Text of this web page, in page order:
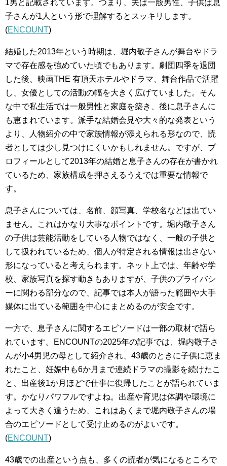
1男と記載されています。つまり、夫は一般男性、子供は息
子さんが1人という形で理解するとスッキリします。
(ENCOUNT)
結婚した2013年という時期は、堀内敬子さんが舞台やドラ
マで存在感を強めていた頃でもあります。劇団四季を退団
した後、映画THE 有頂天ホテルやドラマ、舞台作品で活躍
し、女優としての活動の幅を大きく広げていました。そん
な中で私生活では一般男性と家庭を築き、後に息子さんに
も恵まれています。派手な結婚会見や大々的な発表という
より、人物紹介の中で家族情報が添えられる形なので、読
者としては少し見つけにくいかもしれません。ですが、プ
ロフィールとして2013年の結婚と息子さんの存在が書かれ
ているため、家族構成を押さえるうえでは重要な情報で
す。
息子さんについては、名前、顔写真、学校名などは出てい
ません。これはかなり大事なポイントです。堀内敬子さん
の子供は芸能活動をしている人物ではなく、一般の子供と
して扱われているため、個人が特定される情報は出さない
形になっていると考えられます。ネット上では、年齢や学
校、家族写真を探す動きもありますが、子供のプライバシ
ーに関わる部分なので、記事では本人が語った範囲や大手
媒体に出ている範囲を中心にまとめるのが安全です。
一方で、息子さんに関するエピソードは一部の取材で語ら
れています。ENCOUNTの2025年の記事では、堀内敬子さ
んが小4男児の母として紹介され、43歳のときに子供に恵ま
れたこと、妊娠中も6か月まで連続ドラマの撮影を続けたこ
と、出産後1か月ほどで仕事に復帰したことが語られていま
す。かなりパワフルですよね。出産や育児は体調や環境に
よって大きく違うため、これはあくまで堀内敬子さんの場
合のエピソードとして受け止めるのがよいです。
(ENCOUNT)
43歳での出産という点も、多くの読者が気になるところで